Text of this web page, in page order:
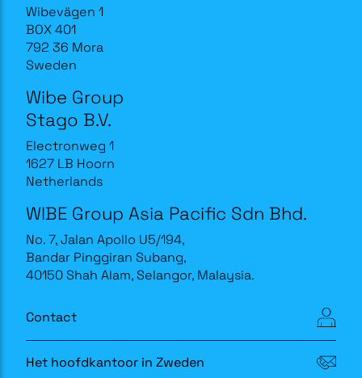
Wibevägen 1
BOX 401
792 36 Mora
Sweden
Wibe Group
Stago B.V.
Electronweg 1
1627 LB Hoorn
Netherlands
WIBE Group Asia Pacific Sdn Bhd.
No. 7, Jalan Apollo U5/194,
Bandar Pinggiran Subang,
40150 Shah Alam, Selangor, Malaysia.
Contact
Het hoofdkantoor in Zweden